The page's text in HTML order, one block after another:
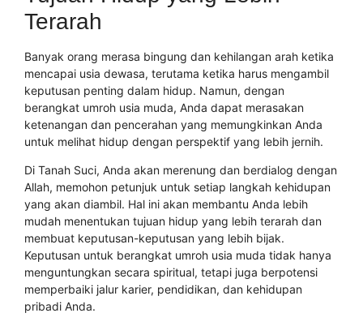
Terarah
Banyak orang merasa bingung dan kehilangan arah ketika
mencapai usia dewasa, terutama ketika harus mengambil
keputusan penting dalam hidup. Namun, dengan
berangkat umroh usia muda, Anda dapat merasakan
ketenangan dan pencerahan yang memungkinkan Anda
untuk melihat hidup dengan perspektif yang lebih jernih.
Di Tanah Suci, Anda akan merenung dan berdialog dengan
Allah, memohon petunjuk untuk setiap langkah kehidupan
yang akan diambil. Hal ini akan membantu Anda lebih
mudah menentukan tujuan hidup yang lebih terarah dan
membuat keputusan-keputusan yang lebih bijak.
Keputusan untuk berangkat umroh usia muda tidak hanya
menguntungkan secara spiritual, tetapi juga berpotensi
memperbaiki jalur karier, pendidikan, dan kehidupan
pribadi Anda.